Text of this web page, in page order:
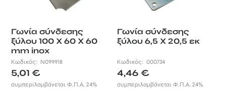
Γωνία σύνδεσης
ξύλου 100 X 60 X 60
mm inox
Κωδικός: N099918
5,01€
συμπεριλαμβάνεται Φ.Π.Α. 24%
Γωνία σύνδεσης
ξύλου 6,5 Χ 20,5 εκ
Κωδικός:000734
4,46€
συμπεριλαμβάνεται Φ.Π.Α. 24%